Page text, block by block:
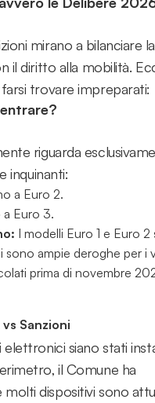
mirano a bilanciare
il diritto alla mobilità.
trovare impreparati:
riguarda
inquinanti:
a Euro 2.
Euro 3.
I modelli Euro 1 e Euro 2
sono ampie deroghe per i
prima di novembre
Sanzioni
siano stati
il Comune ha
dispositivi sono